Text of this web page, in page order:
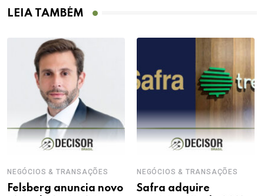
LEIA TAMBÉM
NEGÓCIOS & TRANSAÇÕES
Felsberg anuncia novo
NEGÓCIOS & TRANSAÇÕES
Safra adquire